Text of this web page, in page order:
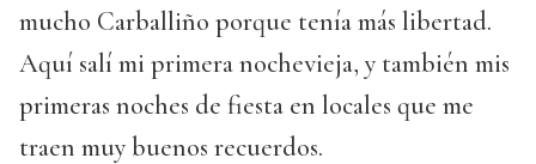
mucho Carballiño porque tenía más libertad.
Aquí salí mi primera nochevieja, y también mis
primeras noches de fiesta en locales que me
traen muy buenos recuerdos.